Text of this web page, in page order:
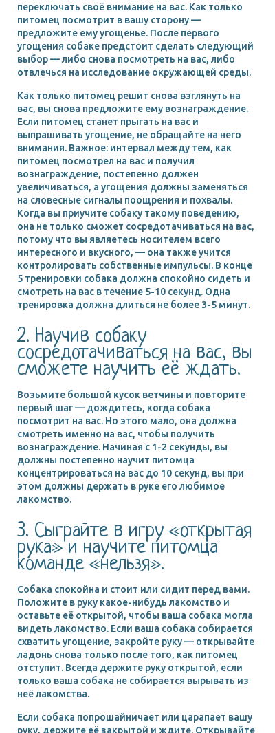
переключать своё внимание на вас. Как только
питомец посмотрит в вашу сторону —
предложите ему угощенье. После первого
угощения собаке предстоит сделать следующий
выбор — либо снова посмотреть на вас, либо
отвлечься на исследование окружающей среды.
Как только питомец решит снова взглянуть на
вас, вы снова предложите ему вознаграждение.
Если питомец станет прыгать на вас и
выпрашивать угощение, не обращайте на него
внимания. Важное: интервал между тем, как
питомец посмотрел на вас и получил
вознаграждение, постепенно должен
увеличиваться, а угощения должны заменяться
на словесные сигналы поощрения и похвалы.
Когда вы приучите собаку такому поведению,
она не только сможет сосредотачиваться на вас,
потому что вы являетесь носителем всего
интересного и вкусного, — она также учится
контролировать собственные импульсы. В конце
5 тренировки собака должна спокойно сидеть и
смотреть на вас в течение 5-10 секунд. Одна
тренировка должна длиться не более 3-5 минут.
2. Научив собаку
сосредотачиваться на вас, вы
сможете научить её ждать.
Возьмите большой кусок ветчины и повторите
первый шаг — дождитесь, когда собака
посмотрит на вас. Но этого мало, она должна
смотреть именно на вас, чтобы получить
вознаграждение. Начиная с 1-2 секунды, вы
должны постепенно научит питомца
концентрироваться на вас до 10 секунд, вы при
этом должны держать в руке его любимое
лакомство.
3. Сыграйте в игру «открытая
рука» и научите питомца
команде «нельзя».
Собака спокойна и стоит или сидит перед вами.
Положите в руку какое-нибудь лакомство и
оставьте её открытой, чтобы ваша собака могла
видеть лакомство. Если ваша собака собирается
схватить угощение, закройте руку — открывайте
ладонь снова только после того, как питомец
отступит. Всегда держите руку открытой, если
только ваша собака не собирается вырывать из
неё лакомства.
Если собака попрошайничает или царапает вашу
руку, держите её закрытой и ждите. Открывайте